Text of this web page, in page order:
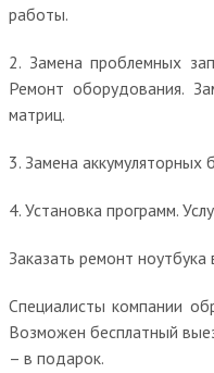
работы.
2. Замена проблемных
Ремонт оборудования.
матриц.
3. Замена аккумуляторных
4. Установка программ.
Заказать ремонт
Специалисты компании
Возможен бесплатный
– в подарок.